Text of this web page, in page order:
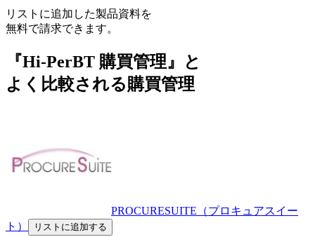
リストに追加した製品資料を
無料で請求できます。
『Hi-PerBT 購買管理』と
よく比較される購買管理
PROCURESUITE（プロキュアスイー
ト）
リストに追加する